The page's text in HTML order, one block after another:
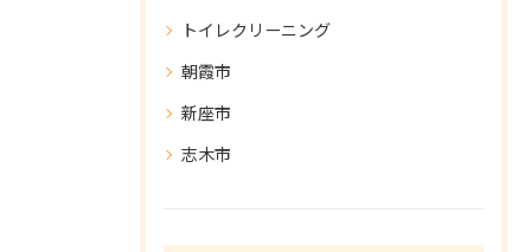
トイレクリーニング
朝霞市
新座市
志木市